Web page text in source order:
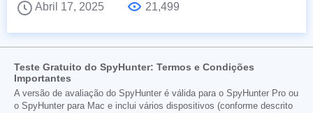
Abril 17, 2025
21,499
Teste Gratuito do SpyHunter: Termos e Condições
Importantes
A versão de avaliação do SpyHunter é válida para o SpyHunter Pro ou
o SpyHunter para Mac e inclui vários dispositivos (conforme descrito